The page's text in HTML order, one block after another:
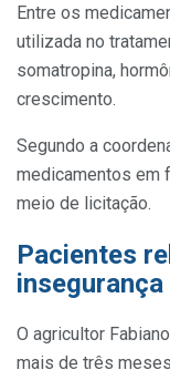
Entre os
utilizada no
somatropina,
crescimento.
Segundo a
medicamentos em
meio de licitação.
Pacientes
insegurança
O agricultor
mais de três